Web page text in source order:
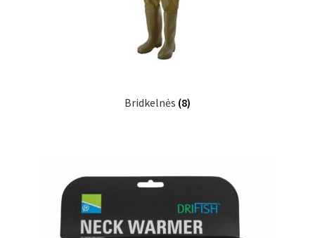
Bridkelnės (8)